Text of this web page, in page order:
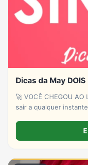
Dicas da May DOIS
🚀 VOCÊ CHEGOU AO
sair a qualquer instante —
& bancas ✔ Conteúdo